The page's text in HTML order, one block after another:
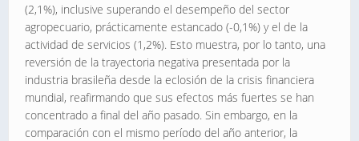
(2,1%), inclusive superando el desempeño del sector
agropecuario, prácticamente estancado (-0,1%) y el de la
actividad de servicios (1,2%). Esto muestra, por lo tanto, una
reversión de la trayectoria negativa presentada por la
industria brasileña desde la eclosión de la crisis financiera
mundial, reafirmando que sus efectos más fuertes se han
concentrado a final del año pasado. Sin embargo, en la
comparación con el mismo período del año anterior, la